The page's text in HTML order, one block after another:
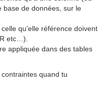
base de données, sur le
qu’elle référence doivent
etc…).
appliquée dans des tables
quand tu